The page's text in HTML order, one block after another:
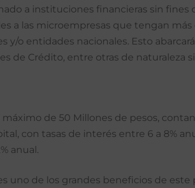
a instituciones financieras sin
a las microempresas que tengan
o entidades nacionales. Esto
de Crédito, entre otras de naturaleza
de 50 Millones de pesos,
con tasas de interés entre 6 a 8%
anual.
uno de los grandes beneficios de este